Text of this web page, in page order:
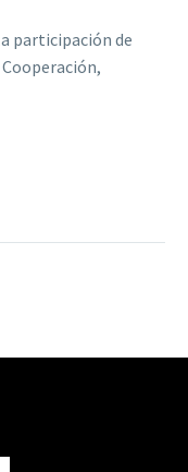
participación de